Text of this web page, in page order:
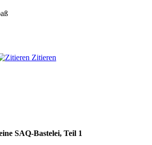
Zitieren
SAQ-Bastelei, Teil 1